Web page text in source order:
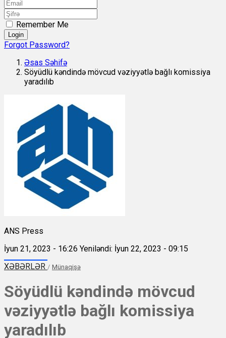
Remember Me
Login
Forgot Password?
Əsas Səhifə
Söyüdlü kəndində mövcud vəziyyətlə bağlı komissiya
yaradılıb
ANS Press
İyun 21, 2023 - 16:26 Yeniləndi: İyun 22, 2023 - 09:15
XƏBƏRLƏR / Münaqişə
Söyüdlü kəndində mövcud
vəziyyətlə bağlı komissiya
yaradılıb